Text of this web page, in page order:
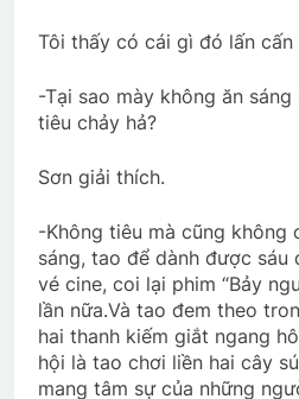
Tôi thấy có cái gì đó lấn cấn
-Tại sao mày không ăn
tiêu chảy hả?
Sơn giải thích.
-Không tiêu mà cũng không
sáng, tao để dành được sáu
vé cine, coi lại phim “Bảy
lần nữa.Và tao đem theo
hai thanh kiếm giắt ngang
hội là tao chơi liền hai cây
mang tâm sự của những